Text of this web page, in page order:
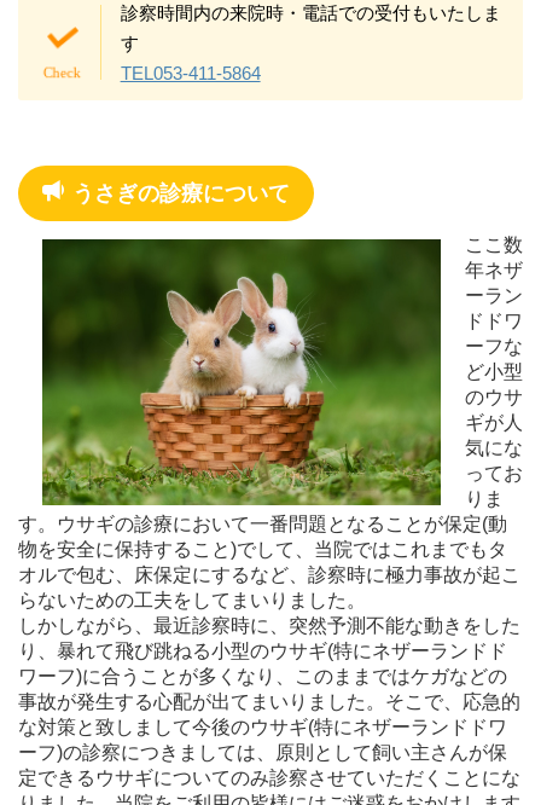
診察時間内の来院時・電話での受付もいたしま
す
TEL053-411-5864
うさぎの診療について
ここ数
年ネザ
ーラン
ドドワ
ーフな
ど小型
のウサ
ギが人
気にな
ってお
りま
す。ウサギの診療において一番問題となることが保定(動
物を安全に保持すること)でして、当院ではこれまでもタ
オルで包む、床保定にするなど、診察時に極力事故が起こ
らないための工夫をしてまいりました。
しかしながら、最近診察時に、突然予測不能な動きをした
り、暴れて飛び跳ねる小型のウサギ(特にネザーランドド
ワーフ)に合うことが多くなり、このままではケガなどの
事故が発生する心配が出てまいりました。そこで、応急的
な対策と致しまして今後のウサギ(特にネザーランドドワ
ーフ)の診察につきましては、原則として飼い主さんが保
定できるウサギについてのみ診察させていただくことにな